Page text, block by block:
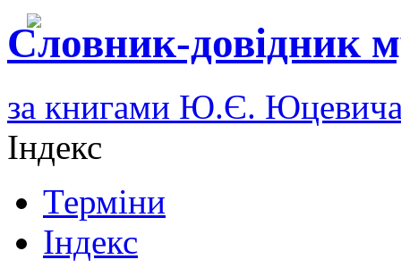
Словник-довідник
за книгами Ю.Є.
Індекс
Терміни
Індекс